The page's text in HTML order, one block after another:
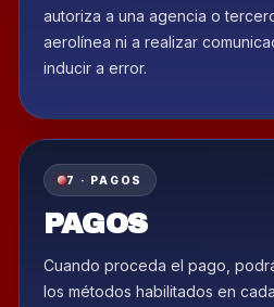
autoriza a una agencia o
aerolínea ni a realizar
inducir a error.
7 · PAGOS
PAGOS
Cuando proceda el pago,
los métodos habilitados en